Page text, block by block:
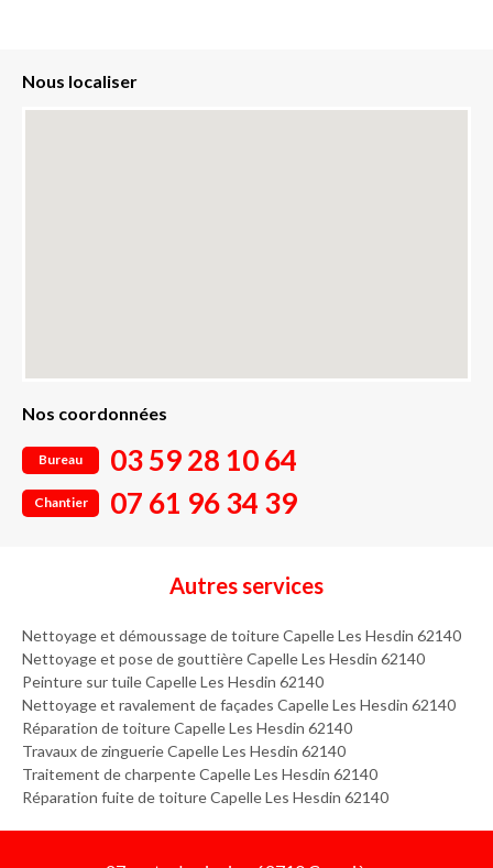
Nous localiser
Nos coordonnées
Bureau 03 59 28 10 64
Chantier 07 61 96 34 39
Autres services
Nettoyage et démoussage de toiture Capelle Les Hesdin 62140
Nettoyage et pose de gouttière Capelle Les Hesdin 62140
Peinture sur tuile Capelle Les Hesdin 62140
Nettoyage et ravalement de façades Capelle Les Hesdin 62140
Réparation de toiture Capelle Les Hesdin 62140
Travaux de zinguerie Capelle Les Hesdin 62140
Traitement de charpente Capelle Les Hesdin 62140
Réparation fuite de toiture Capelle Les Hesdin 62140